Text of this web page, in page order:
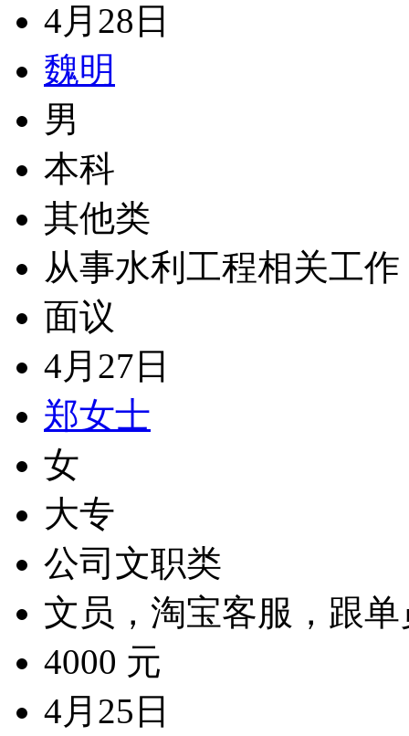
4月28日
魏明
男
本科
其他类
从事水利工程相关工作
面议
4月27日
郑女士
女
大专
公司文职类
文员，淘宝客服，跟单
4000 元
4月25日